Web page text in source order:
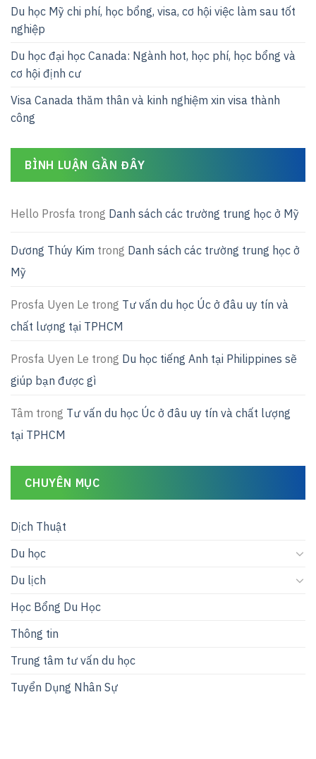
Du học Mỹ chi phí, học bổng, visa, cơ hội việc làm sau tốt
nghiệp
Du học đại học Canada: Ngành hot, học phí, học bổng và
cơ hội định cư
Visa Canada thăm thân và kinh nghiệm xin visa thành
công
BÌNH LUẬN GẦN ĐÂY
Hello Prosfa trong Danh sách các trường trung học ở Mỹ
Dương Thúy Kim trong Danh sách các trường trung học ở
Mỹ
Prosfa Uyen Le trong Tư vấn du học Úc ở đâu uy tín và
chất lượng tại TPHCM
Prosfa Uyen Le trong Du học tiếng Anh tại Philippines sẽ
giúp bạn được gì
Tâm trong Tư vấn du học Úc ở đâu uy tín và chất lượng
tại TPHCM
CHUYÊN MỤC
Dịch Thuật
Du học
Du lịch
Học Bổng Du Học
Thông tin
Trung tâm tư vấn du học
Tuyển Dụng Nhân Sự